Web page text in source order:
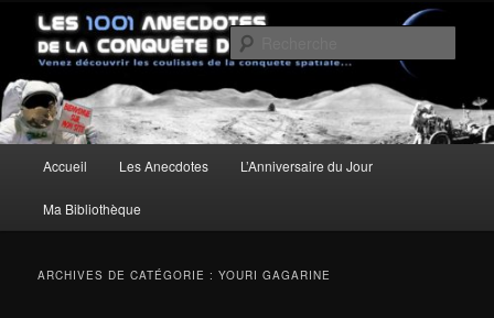
contenu
principal
contenu
secondaireLes anecdotes de la Conquête de
l'Espace
Un site pour découvrir les coulisses de la conquête spatiale
principal
Accueil Les Anecdotes L’Anniversaire du Jour
Ma Bibliothèque
ARCHIVES DE CATÉGORIE :YOURI GAGARINE